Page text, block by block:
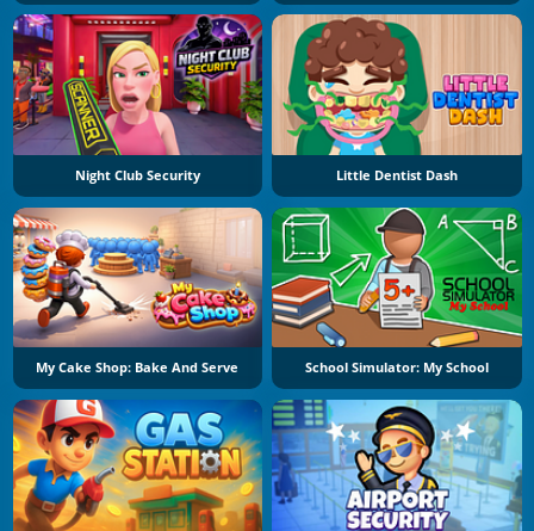
Night Club Security Little Dentist Dash
My Cake Shop: Bake And Serve School Simulator: My School